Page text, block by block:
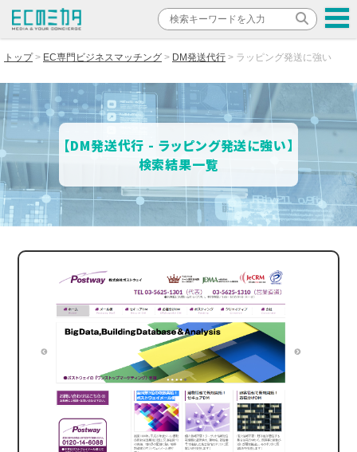
トップ EC専門ビジネスマッチング DM発送代行 ラッピング発送に強い
【DM発送代行 - ラッピング発送に強い】
検索結果一覧